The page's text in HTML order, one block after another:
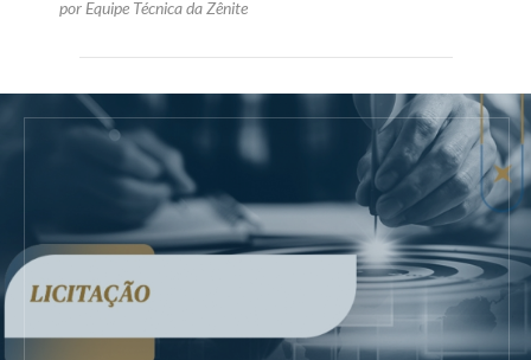
por Equipe Técnica da Zênite